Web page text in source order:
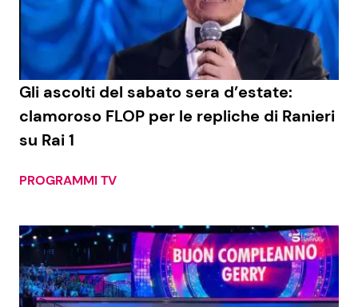
Economia
Persone Scomparse
Fiction e Serie TV
Programmi TV
News Cinema
News Musica
News dal mondo
Gli ascolti del sabato sera d’estate:
clamoroso FLOP per le repliche di Ranieri
su Rai 1
PROGRAMMI TV